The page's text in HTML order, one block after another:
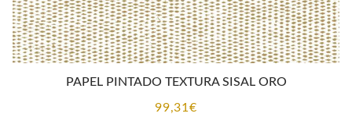
PAPEL PINTADO TEXTURA SISAL ORO
99,31€